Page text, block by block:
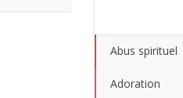
Abus spirituel
Adoration